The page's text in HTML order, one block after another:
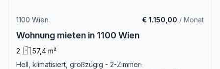
1100 Wien € 1.150,00 / Monat
Wohnung mieten in 1100 Wien
2
57,4 m²
Hell, klimatisiert, großzügig - 2-Zimmer-